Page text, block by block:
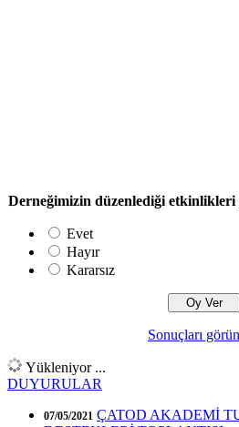
Derneğimizin düzenlediği
Evet
Hayır
Kararsız
Sonuçları
Yükleniyor ...
DUYURULAR
07/05/2021 ÇATOD AKADEMİ